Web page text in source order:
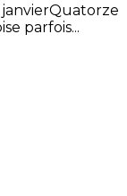
janvierQuatorze
parfois...